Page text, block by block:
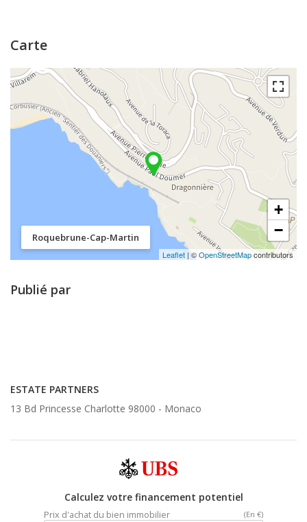
Carte
Roquebrune-Cap-Martin
+
−
Leaflet | ©OpenStreetMapcontributors
Publié par
ESTATE PARTNERS
13 Bd Princesse Charlotte 98000 - Monaco
Calculez votre financement potentiel
Prix d'achat du bien immobilier (En €)